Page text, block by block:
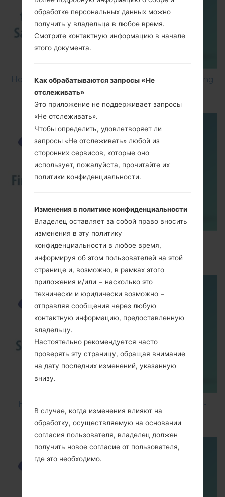
How to Factory Reset through menu on Samsung
Galaxy G6 SM-G920P?
How to Flash Stock Firmware on Samsung
Smartphone using Odin?
How to Hard Reset on Samsung Galaxy G6 SM-
G920P?
обработке персональных данных можно
получить у владельца в любое время.
Смотрите контактную информацию в начале
этого документа.
Как обрабатываются запросы «Не
отслеживать»
Это приложение не поддерживает запросы
«Не отслеживать».
Чтобы определить, удовлетворяет ли
запросы «Не отслеживать» любой из
сторонних сервисов, которые оно
использует, пожалуйста, прочитайте их
политики конфиденциальности.
Изменения в политике конфиденциальности
Владелец оставляет за собой право вносить
изменения в эту политику
конфиденциальности в любое время,
информируя об этом пользователей на этой
странице и, возможно, в рамках этого
приложения и/или − насколько это
технически и юридически возможно −
отправляя сообщения через любую
контактную информацию, предоставленную
владельцу.
Настоятельно рекомендуется часто
проверять эту страницу, обращая внимание
на дату последних изменений, указанную
внизу.
В случае, когда изменения влияют на
обработку, осуществляемую на основании
согласия пользователя, владелец должен
получить новое согласие от пользователя,
где это необходимо.